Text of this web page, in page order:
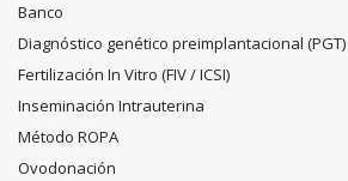
Banco
Diagnóstico genético preimplantacional (PGT)
Fertilización In Vitro (FIV / ICSI)
Inseminación Intrauterina
Método ROPA
Ovodonación